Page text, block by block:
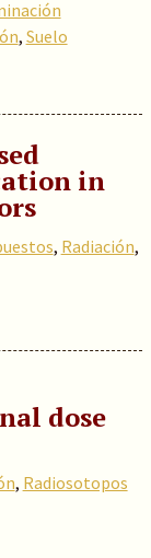
, Suelo
in
, Radiación,
dose
, Radiosotopos